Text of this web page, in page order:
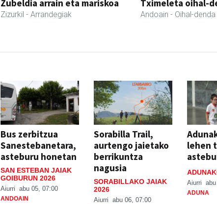
Zubeldia arrain eta mariskoa
Zizurkil - Arrandegiak
Tximeleta oihal-
Andoain - Oihal-denda
Bus zerbitzua
Sanestebanetara,
asteburu honetan
SAN ESTEBAN JAIAK
GOIBURUN 2026
Aiurri abu 05, 07:00
ANDOAIN
Sorabilla Trail,
aurtengo jaietako
berrikuntza
nagusia
SORABILLAKO JAIAK
2026
Aiurri abu 06, 07:00
lehen
Aiurri
ADUNA